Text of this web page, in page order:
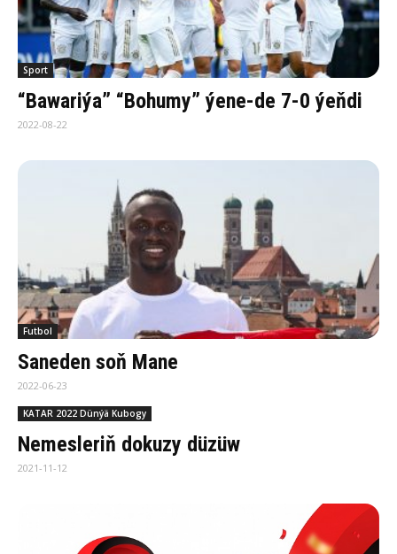
Sport
“Bawariýa” “Bohumy” ýene-de 7-0 ýeňdi
2022-08-22
Futbol
Saneden soň Mane
2022-06-23
KATAR 2022 Dünýä Kubogy
Nemesleriň dokuzy düzüw
2021-11-12